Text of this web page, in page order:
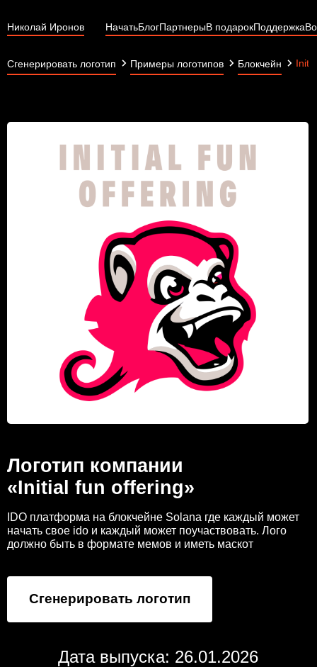
Николай Иронов НачатьБлогПартнерыВ подарокПоддержка
Сгенерировать логотип Примеры логотипов Блокчейн
Логотип компании
«Initial fun offering»
IDO платформа на блокчейне Solana где каждый может
начать свое ido и каждый может поучаствовать. Лого
должно быть в формате мемов и иметь маскот
Сгенерировать логотип
Дата выпуска: 26.01.2026